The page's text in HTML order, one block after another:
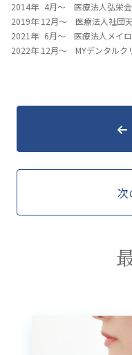
2014年 4月～ 医療法人弘栄
2019年 12月～ 医療法人社団
2021年 6月～ 医療法人メイロ
2022年 12月～ MYデンタル
次